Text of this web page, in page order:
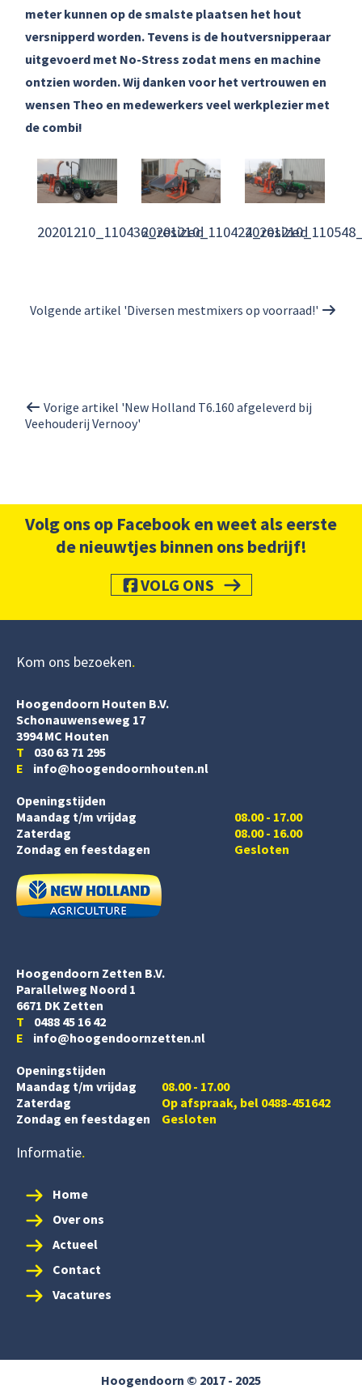
meter kunnen op de smalste plaatsen het hout
versnipperd worden. Tevens is de houtversnipperaar
uitgevoerd met No-Stress zodat mens en machine
ontzien worden. Wij danken voor het vertrouwen en
wensen Theo en medewerkers veel werkplezier met
de combi!
20201210_110436_resized20201210_110424_resized
Volgende artikel 'Diversen mestmixers op voorraad!'
Vorige artikel 'New Holland T6.160 afgeleverd bij
Veehouderij Vernooy'
Volg ons op Facebook en weet als eerste
de nieuwtjes binnen ons bedrijf!
VOLG ONS
Kom ons bezoeken
Hoogendoorn Houten B.V.
Schonauwenseweg 17
3994 MC Houten
T 030 63 71 295
E info@hoogendoornhouten.nl
Openingstijden
Maandag t/m vrijdag
Zaterdag
08.00 - 17.00
08.00 - 16.00
Zondag en feestdagen
Gesloten
Hoogendoorn Zetten B.V.
Parallelweg Noord 1
6671 DK Zetten
T 0488 45 16 42
E info@hoogendoornzetten.nl
Openingstijden
Maandag t/m vrijdag
08.00 - 17.00
Zaterdag
Op afspraak, bel 0488-451642
Zondag en feestdagen
Gesloten
Informatie
Home
Over ons
Actueel
Contact
Vacatures
Hoogendoorn © 2017 - 2025